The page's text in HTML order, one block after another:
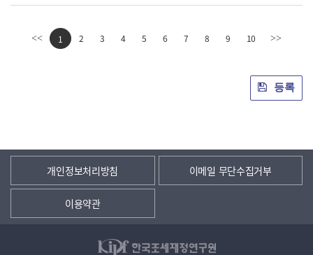
<< 1 2 3 4 5 6 7 8 9 10 >>
등록
개인정보처리방침 이메일 무단수집거부
이용약관